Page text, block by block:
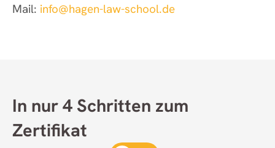
Mail: info@hagen-law-school.de
In nur 4 Schritten zum
Zertifikat